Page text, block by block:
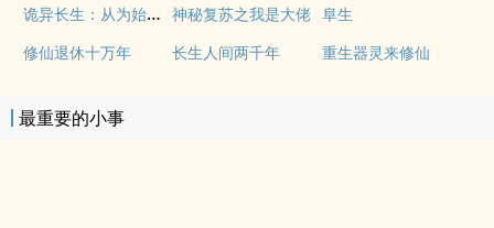
诡异长生：从为始皇炼丹开始 神秘复苏之我是大佬 阜生
修仙退休十万年
长生人间两千年 重生器灵来修仙
最重要的小事